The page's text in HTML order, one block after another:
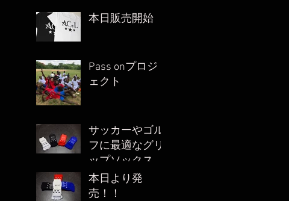
本日販売開始
Pass onプロジ
ェクト
サッカーやゴル
フに最適なグリ
ップソックス
本日より発
売！！